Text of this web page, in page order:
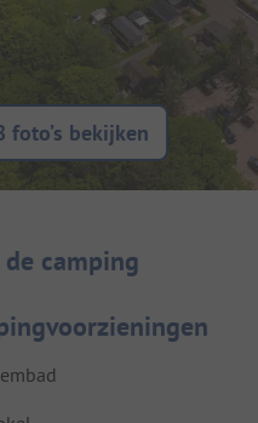
foto’s bekijken
introductie
de camping